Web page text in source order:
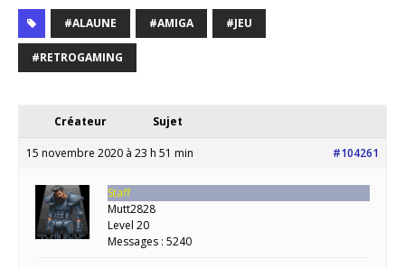
#ALAUNE #AMIGA #JEU
#RETROGAMING
Créateur Sujet
15 novembre 2020 à 23 h 51 min #104261
Staff
Mutt2828
Level 20
Messages : 5240